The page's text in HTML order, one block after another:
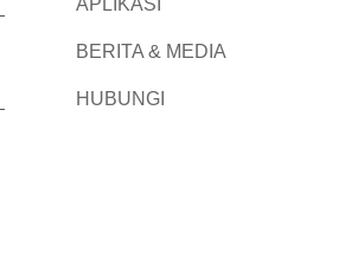
APLIKASI
BERITA & MEDIA
HUBUNGI